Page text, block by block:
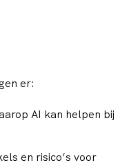
er:
AI kan helpen bij
en risico’s voor